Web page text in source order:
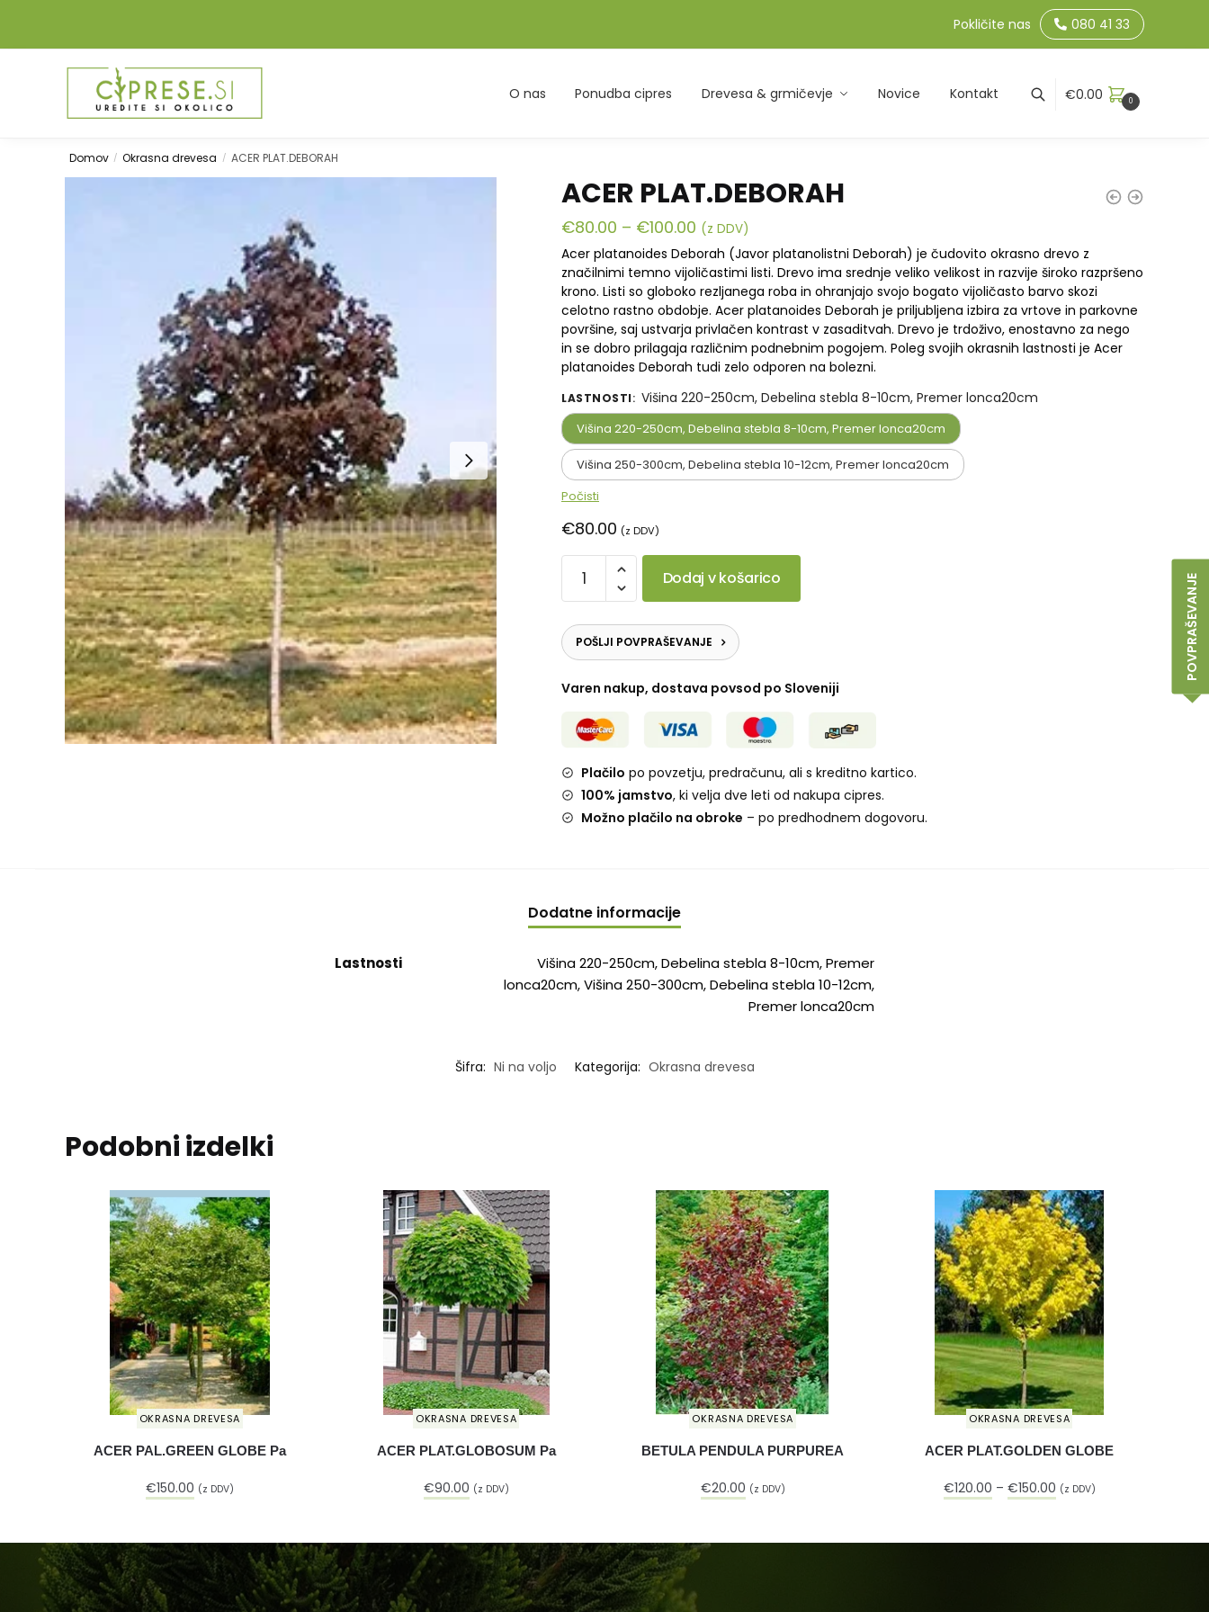
POVPRAŠEVANJE
Pokličite nas 080 41 33
O nas Ponudba cipres Drevesa & grmičevje Novice Kontakt €0.00 0
Domov / Okrasna drevesa / ACER PLAT.DEBORAH
ACER PLAT.DEBORAH
€80.00 – €100.00 (z DDV)
Acer platanoides Deborah (Javor platanolistni Deborah) je čudovito okrasno drevo z
značilnimi temno vijoličastimi listi. Drevo ima srednje veliko velikost in razvije široko razpršeno
krono. Listi so globoko rezljanega roba in ohranjajo svojo bogato vijoličasto barvo skozi
celotno rastno obdobje. Acer platanoides Deborah je priljubljena izbira za vrtove in parkovne
površine, saj ustvarja privlačen kontrast v zasaditvah. Drevo je trdoživo, enostavno za nego
in se dobro prilagaja različnim podnebnim pogojem. Poleg svojih okrasnih lastnosti je Acer
platanoides Deborah tudi zelo odporen na bolezni.
LASTNOSTI: Višina 220-250cm, Debelina stebla 8-10cm, Premer lonca20cm
Višina 220-250cm, Debelina stebla 8-10cm, Premer lonca20cm
Višina 250-300cm, Debelina stebla 10-12cm, Premer lonca20cm
Počisti
€80.00 (z DDV)
Dodaj v košarico
POŠLJI POVPRAŠEVANJE
Varen nakup, dostava povsod po Sloveniji
Plačilo po povzetju, predračunu, ali s kreditno kartico.
100% jamstvo, ki velja dve leti od nakupa cipres.
Možno plačilo na obroke – po predhodnem dogovoru.
Dodatne informacije
Lastnosti
Višina 220-250cm, Debelina stebla 8-10cm, Premer
lonca20cm, Višina 250-300cm, Debelina stebla 10-12cm,
Premer lonca20cm
Šifra: Ni na voljo Kategorija: Okrasna drevesa
Podobni izdelki
OKRASNA DREVESA
ACER PAL.GREEN GLOBE Pa
€150.00 (z DDV)
OKRASNA DREVESA
ACER PLAT.GLOBOSUM Pa
€90.00 (z DDV)
OKRASNA DREVESA
BETULA PENDULA PURPUREA
€20.00 (z DDV)
OKRASNA DREVESA
ACER PLAT.GOLDEN GLOBE
€120.00 – €150.00 (z DDV)